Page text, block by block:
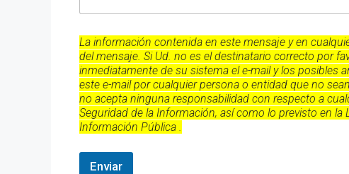
La información contenida en este mensaje y en
del mensaje. Si Ud. no es el destinatario correcto por
inmediatamente de su sistema el e-mail y los posibles
este e-mail por cualquier persona o entidad que no
no acepta ninguna responsabilidad con respecto a
Seguridad de la Información, así como lo previsto en
Información Pública .
Enviar